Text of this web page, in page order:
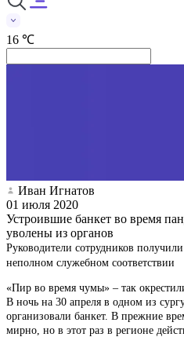
16 ℃
Иван Игнатов
01 июля 2020
Устроившие банкет во время
уволены из органов
Руководители сотрудников
неполном служебном соответствии
«Пир во время чумы» – так
В ночь на 30 апреля в одном из
организовали банкет. В прежние
мирно, но в этот раз в регионе